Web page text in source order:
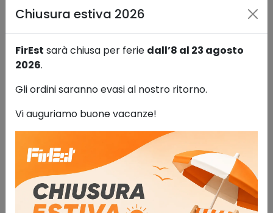
Armadio componibile per liquidi
infiammabili 123 lt
Sistemi di stoccaggio
Chiusura estiva 2026
FirEst sarà chiusa per ferie dall’8 al 23 agosto
2026.
Gli ordini saranno evasi al nostro ritorno.
Vi auguriamo buone vacanze!